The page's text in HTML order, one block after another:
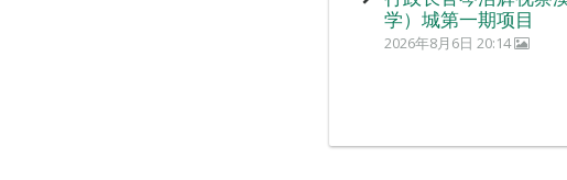
学）城第一期项目
2026年8月6日 20:14